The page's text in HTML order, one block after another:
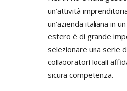
un’attività
un’azienda italiana in
estero è di grande
selezionare una serie
collaboratori locali
sicura competenza.